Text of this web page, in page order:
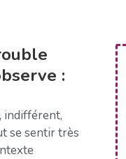
:
indifférent,
se sentir très